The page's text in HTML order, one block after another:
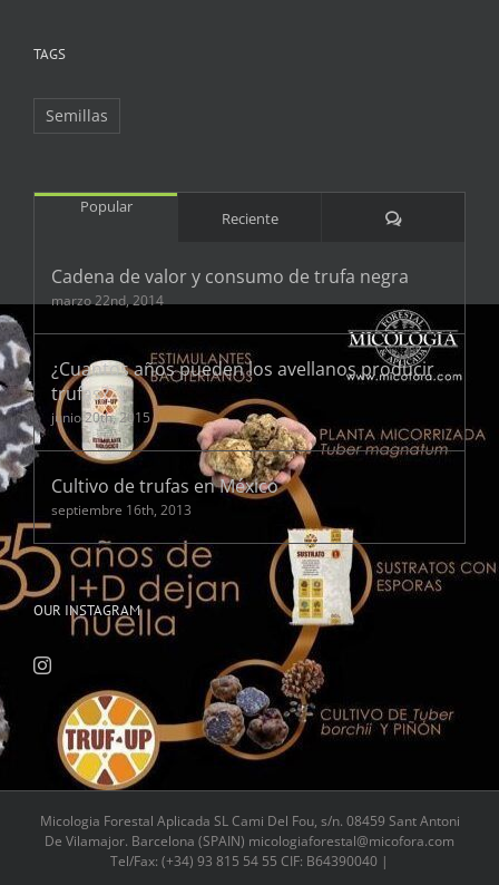
TAGS
Semillas
Popular
Reciente Comentarios
Cadena de valor y consumo de trufa negra
marzo 22nd, 2014
¿Cuantos años pueden los avellanos producir
trufas?
junio 20th, 2015
Cultivo de trufas en México
septiembre 16th, 2013
OUR INSTAGRAM
Micologia Forestal Aplicada SL Cami Del Fou, s/n. 08459 Sant Antoni
De Vilamajor. Barcelona (SPAIN) micologiaforestal@micofora.com
Tel/Fax: (+34) 93 815 54 55 CIF: B64390040 |